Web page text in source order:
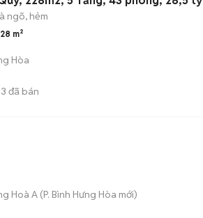
ngõ, hẻm
m²
Hòa
3 đã bán
Hoà A (P. Bình Hưng Hòa mới)